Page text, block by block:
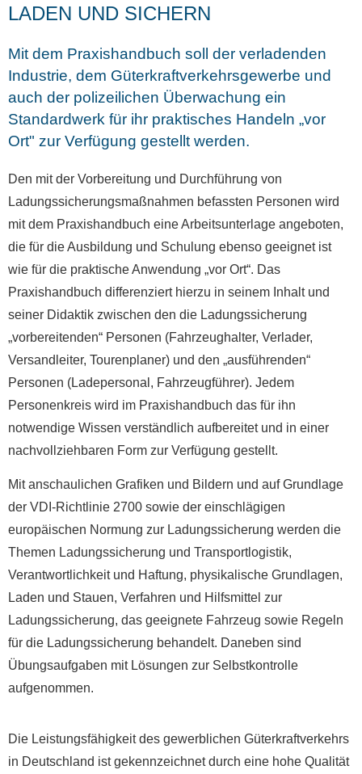
LADEN UND SICHERN
Mit dem Praxishandbuch soll der verladenden
Industrie, dem Güterkraftverkehrsgewerbe und
auch der polizeilichen Überwachung ein
Standardwerk für ihr praktisches Handeln „vor
Ort" zur Verfügung gestellt werden.
Den mit der Vorbereitung und Durchführung von
Ladungssicherungsmaßnahmen befassten Personen wird
mit dem Praxishandbuch eine Arbeitsunterlage angeboten,
die für die Ausbildung und Schulung ebenso geeignet ist
wie für die praktische Anwendung „vor Ort“. Das
Praxishandbuch differenziert hierzu in seinem Inhalt und
seiner Didaktik zwischen den die Ladungssicherung
„vorbereitenden“ Personen (Fahrzeughalter, Verlader,
Versandleiter, Tourenplaner) und den „ausführenden“
Personen (Ladepersonal, Fahrzeugführer). Jedem
Personenkreis wird im Praxishandbuch das für ihn
notwendige Wissen verständlich aufbereitet und in einer
nachvollziehbaren Form zur Verfügung gestellt.
Mit anschaulichen Grafiken und Bildern und auf Grundlage
der VDI-Richtlinie 2700 sowie der einschlägigen
europäischen Normung zur Ladungssicherung werden die
Themen Ladungssicherung und Transportlogistik,
Verantwortlichkeit und Haftung, physikalische Grundlagen,
Laden und Stauen, Verfahren und Hilfsmittel zur
Ladungssicherung, das geeignete Fahrzeug sowie Regeln
für die Ladungssicherung behandelt. Daneben sind
Übungsaufgaben mit Lösungen zur Selbstkontrolle
aufgenommen.
Die Leistungsfähigkeit des gewerblichen Güterkraftverkehrs
in Deutschland ist gekennzeichnet durch eine hohe Qualität